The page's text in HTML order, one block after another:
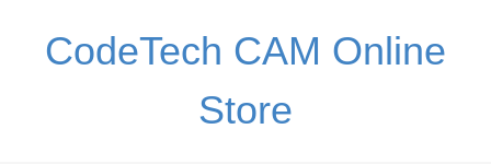
CodeTech CAM Online
Store